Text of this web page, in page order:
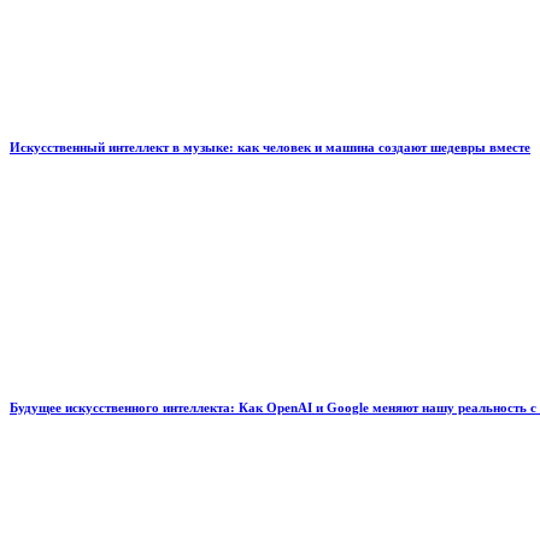
Искусственный интеллект в музыке: как человек и машина создают шедевры вместе
Будущее искусственного интеллекта: Как OpenAI и Google меняют нашу реальность